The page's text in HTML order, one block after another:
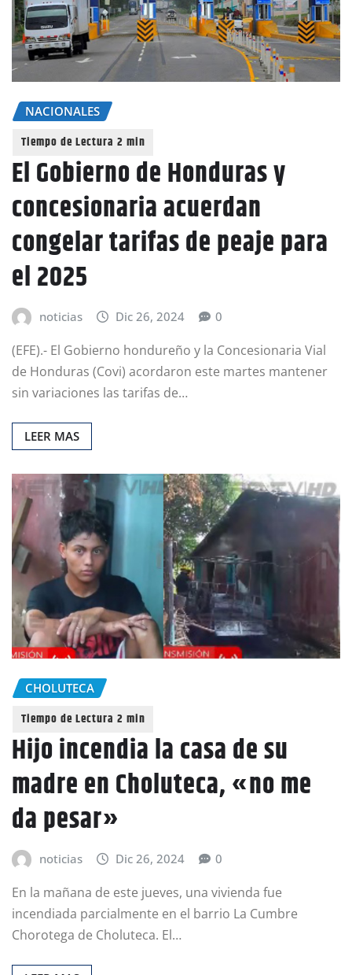
NACIONALES
El Gobierno de Honduras y
concesionaria acuerdan
congelar tarifas de peaje para
el 2025
noticias Dic 26, 2024 0
(EFE).- El Gobierno hondureño y la Concesionaria Vial
de Honduras (Covi) acordaron este martes mantener
sin variaciones las tarifas de…
LEER MAS
CHOLUTECA
Hijo incendia la casa de su
madre en Choluteca, «no me
da pesar»
noticias Dic 26, 2024 0
En la mañana de este jueves, una vivienda fue
incendiada parcialmente en el barrio La Cumbre
Chorotega de Choluteca. El…